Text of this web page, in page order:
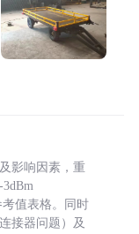
影响因素，重
值表格。同时
接器问题）及